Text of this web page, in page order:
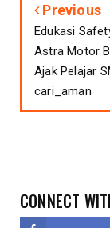
Previous
Edukasi
Astra Motor
Ajak Pelajar
cari_aman
CONNECT